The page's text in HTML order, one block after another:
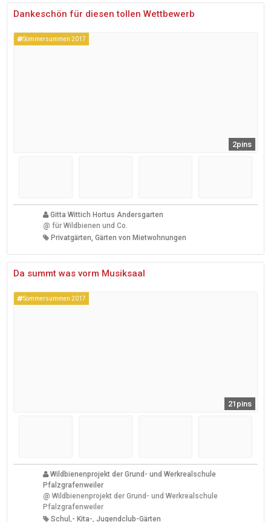
Dankeschön für diesen tollen Wettbewerb
Sommersummen 2017
2pins
Gitta Wittich Hortus Andersgarten
@ für Wildbienen und Co.
Privatgärten, Gärten von Mietwohnungen
Da summt was vorm Musiksaal
Sommersummen 2017
21pins
Wildbienenprojekt der Grund- und Werkrealschule
Pfalzgrafenweiler
@ Wildbienenprojekt der Grund- und Werkrealschule
Pfalzgrafenweiler
Schul,- Kita-, Jugendclub-Gärten